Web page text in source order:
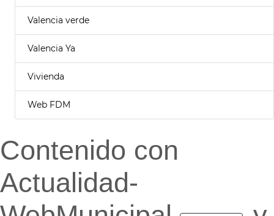
Valencia verde
Valencia Ya
Vivienda
Web FDM
Contenido con
Actualidad-